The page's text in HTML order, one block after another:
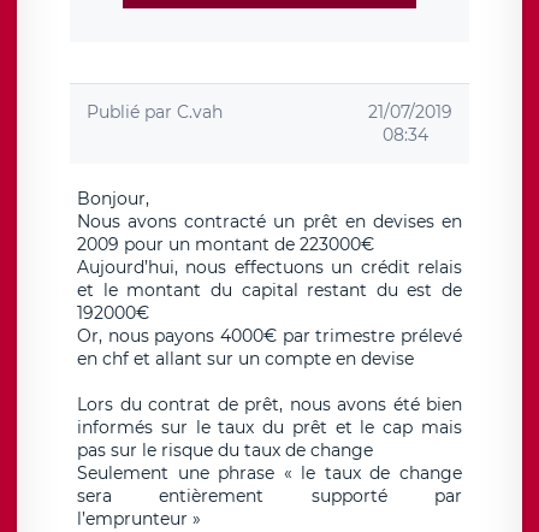
Publié par C.vah
21/07/2019
08:34
Bonjour,
Nous avons contracté un prêt en devises en
2009 pour un montant de 223000€
Aujourd’hui, nous effectuons un crédit relais
et le montant du capital restant du est de
192000€
Or, nous payons 4000€ par trimestre prélevé
en chf et allant sur un compte en devise
Lors du contrat de prêt, nous avons été bien
informés sur le taux du prêt et le cap mais
pas sur le risque du taux de change
Seulement une phrase « le taux de change
sera entièrement supporté par
l’emprunteur »